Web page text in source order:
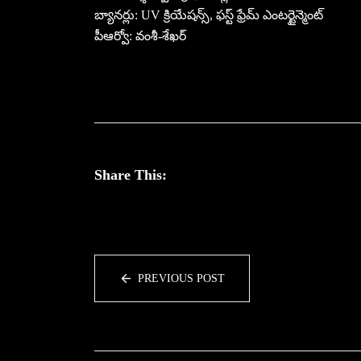
బ్యానర్లు: UV క్రియేషన్స్, ఫస్ట్ ఫ్రేమ్ ఎంటర్టైన్మెంట్
పీఆర్వో: వంశీ-శేఖర్
Share This:
PREVIOUS POST